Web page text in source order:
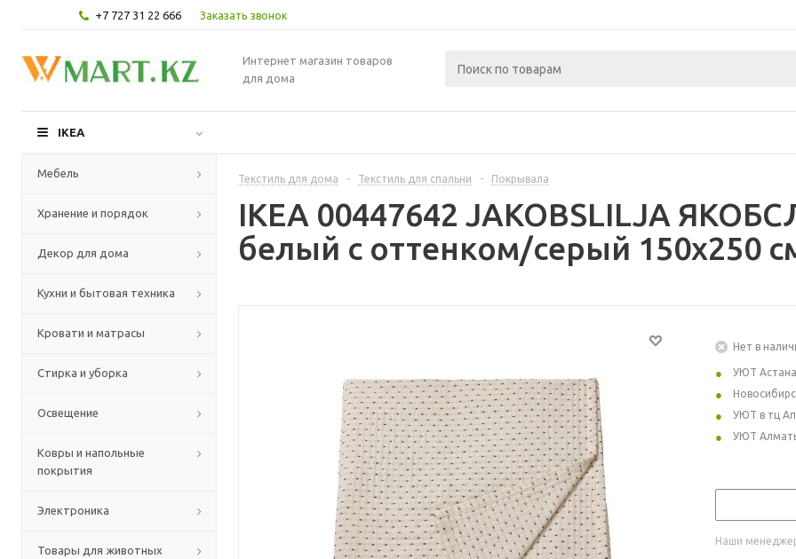
+7 727 31 22 666 Заказать звонок
Интернет магазин товаров
для дома
IKEA
Мебель
Хранение и порядок
Декор для дома
Кухни и бытовая техника
Кровати и матрасы
Стирка и уборка
Освещение
Ковры и напольные
покрытия
Электроника
Товары для животных
Текстиль для дома - Текстиль для спальни - Покрывала
IKEA 00447642 JAKOBSLILJA
белый с оттенком/серый 150x250
Нет в
УЮТ Астана
УЮТ в тц
УЮТ
Наши